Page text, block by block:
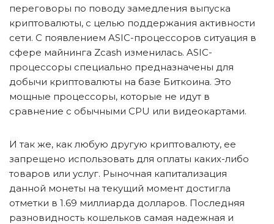
переговоры по поводу замедления выпуска
криптовалюты, с целью поддержания активности
сети. С появлением ASIC-процессоров ситуация в
сфере майнинга Zcash изменилась. ASIC-
процессоры специально предназначены для
добычи криптовалюты на базе Биткоина. Это
мощные процессоры, которые не идут в
сравнение с обычными CPU или видеокартами.
И так же, как любую другую криптовалюту, ее
запрещено использовать для оплаты каких-либо
товаров или услуг. Рыночная капитализация
данной монеты на текущий момент достигла
отметки в 1.69 миллиарда долларов. Последняя
разновидность кошельков самая надежная и